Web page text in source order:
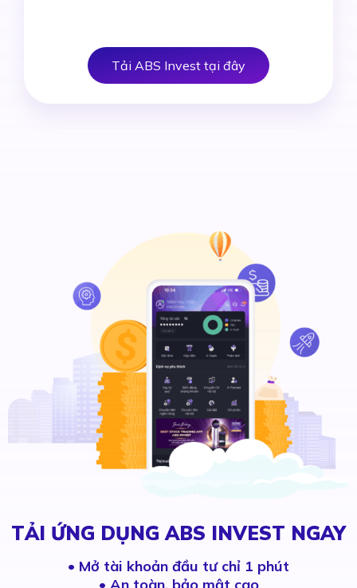
Tải ABS Invest tại đây
TẢI ỨNG DỤNG ABS INVEST NGAY
• Mở tài khoản đầu tư chỉ 1 phút